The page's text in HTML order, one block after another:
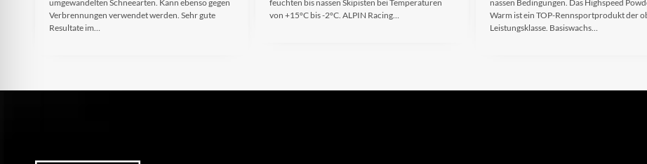
umgewandelten Schneearten. Kann ebenso gegen
Verbrennungen verwendet werden. Sehr gute
Resultate im…
feuchten bis nassen Skipisten bei Temperaturen
von +15°C bis -2°C. ALPIN Racing…
nassen Bedingungen. Das Highspeed
Warm ist ein TOP-Rennsportprodukt der
Leistungsklasse. Basiswachs…